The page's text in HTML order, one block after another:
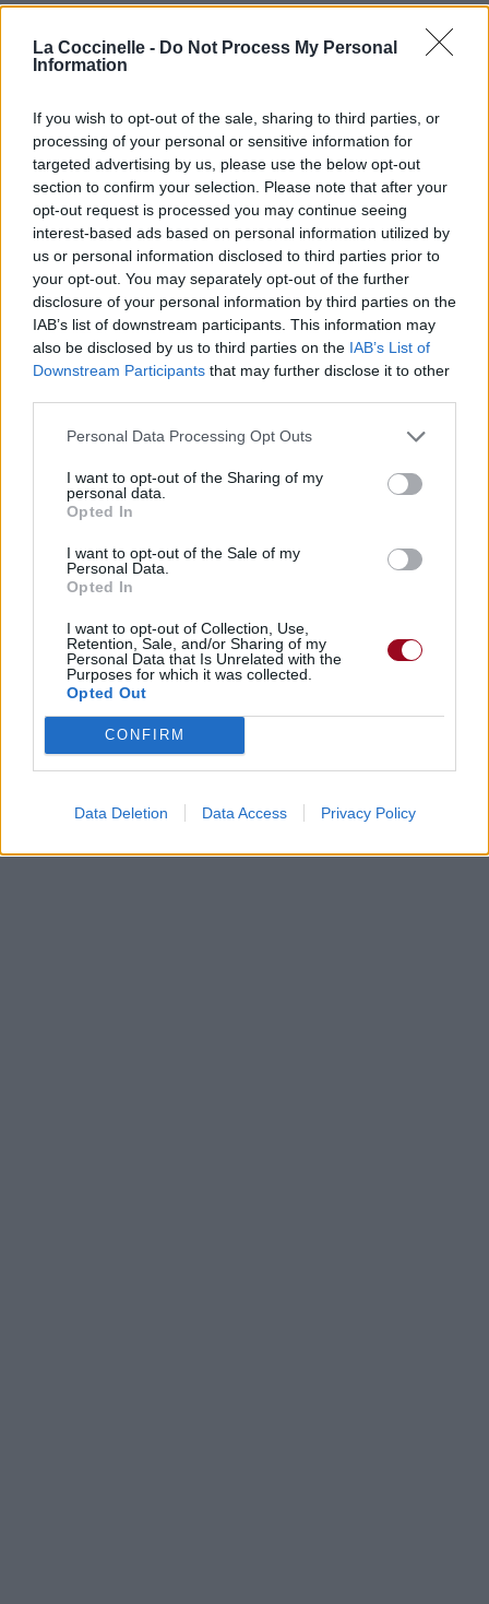
La Coccinelle - Do Not Process My Personal
Information
If you wish to opt-out of the sale, sharing to third parties, or
processing of your personal or sensitive information for
targeted advertising by us, please use the below opt-out
section to confirm your selection. Please note that after your
opt-out request is processed you may continue seeing
interest-based ads based on personal information utilized by
us or personal information disclosed to third parties prior to
your opt-out. You may separately opt-out of the further
disclosure of your personal information by third parties on the
IAB’s list of downstream participants. This information may
also be disclosed by us to third parties on the IAB’s List of
Downstream Participants that may further disclose it to other
Personal Data Processing Opt Outs
I want to opt-out of the Sharing of my
personal data.
Opted In
I want to opt-out of the Sale of my
Personal Data.
Opted In
I want to opt-out of Collection, Use,
Retention, Sale, and/or Sharing of my
Personal Data that Is Unrelated with the
Purposes for which it was collected.
Opted Out
CONFIRM
Data Deletion Data Access Privacy Policy
Télécharger légalement les MP3 sur
Télécharger légalement les MP3 ou trouver le CD sur
Trouver des vinyles et des CD sur
Trouver un instrument de musique ou une partition au
meilleur prix sur
⇑
Paroles + Traduction Téléchargement
Vidéos
Commentaires
Voir la vidéo de «Temper, Temper»
Concert/Live Concert/Live
Concert/Live
Paroles + Traduction Téléchargement
Vidéos
Commentaires
Dire «merci» pour cette traduction